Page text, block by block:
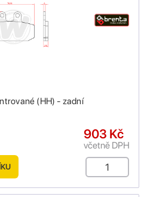
(HH) - zadní
903 Kč
včetně DPH